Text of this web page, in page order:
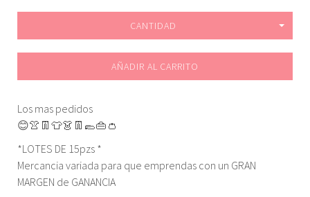
CANTIDAD
AÑADIR AL CARRITO
Los mas pedidos
😊👚👖👕👗👖🥿👜👛
*LOTES DE 15pzs *
Mercancia variada para que emprendas con un GRAN
MARGEN de GANANCIA